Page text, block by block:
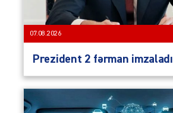
07.08.2026
Prezident 2 fərman imzaladı